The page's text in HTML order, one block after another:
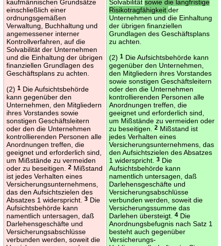
kaufmännischen Grundsätze
einschließlich einer
ordnungsgemäßen
Verwaltung, Buchhaltung und
angemessener interner
Kontrollverfahren, auf die
Solvabilität der Unternehmen
und die Einhaltung der übrigen
finanziellen Grundlagen des
Geschäftsplans zu achten.
(2) 1Die Aufsichtsbehörde
kann gegenüber den
Unternehmen, den Mitgliedern
ihres Vorstandes sowie
sonstigen Geschäftsleitern
oder den die Unternehmen
kontrollierenden Personen alle
Anordnungen treffen, die
geeignet und erforderlich sind,
um Mißstände zu vermeiden
oder zu beseitigen.
2Mißstand
ist jedes Verhalten eines
Versicherungsunternehmens,
das den Aufsichtszielen des
Absatzes 1 widerspricht.
3Die
Aufsichtsbehörde kann
namentlich untersagen, daß
Darlehensgeschäfte und
Versicherungsabschlüsse
verbunden werden, soweit die
Solvabilität sowie die langfristige
Risikotragfähigkeit der
Unternehmen und die Einhaltung
der übrigen finanziellen
Grundlagen des Geschäftsplans
zu achten.
(2) 1Die Aufsichtsbehörde kann
gegenüber den Unternehmen,
den Mitgliedern ihres Vorstandes
sowie sonstigen Geschäftsleitern
oder den die Unternehmen
kontrollierenden Personen alle
Anordnungen treffen, die
geeignet und erforderlich sind,
um Mißstände zu vermeiden oder
zu beseitigen.
2Mißstand ist
jedes Verhalten eines
Versicherungsunternehmens, das
den Aufsichtszielen des Absatzes
1 widerspricht.
3Die
Aufsichtsbehörde kann
namentlich untersagen, daß
Darlehensgeschäfte und
Versicherungsabschlüsse
verbunden werden, soweit die
Versicherungssumme das
Darlehen übersteigt.
4Die
Anordnungsbefugnis nach Satz 1
besteht auch gegenüber
Versicherungs-